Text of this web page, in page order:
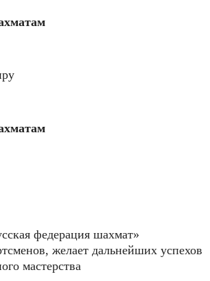
федерация шахмат»
желает дальнейших успехов
мастерства